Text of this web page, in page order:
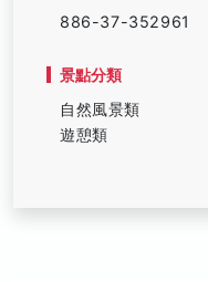
886-37-352961
景點分類
自然風景類
遊憩類